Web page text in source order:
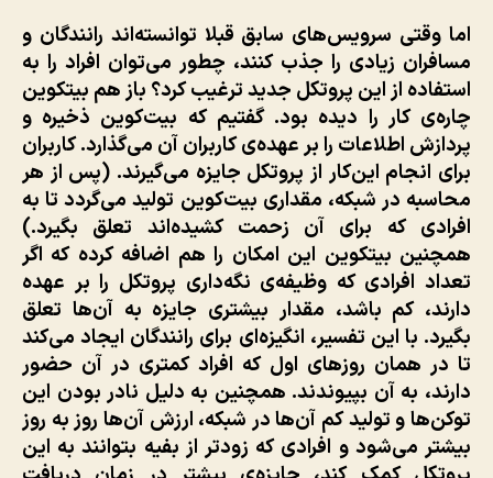
اما وقتی سرویس‌های سابق قبلا توانسته‌اند رانندگان و
مسافران زیادی را جذب کنند، چطور می‌توان افراد را به
استفاده از این پروتکل جدید ترغیب کرد؟ باز هم بیتکوین
چاره‌ی کار را دیده بود. گفتیم که بیت‌کوین ذخیره و
پردازش اطلاعات را بر عهده‌ی کاربران آن می‌گذارد. کاربران
برای انجام این‌کار از پروتکل جایزه می‌گیرند. (پس از هر
محاسبه در شبکه، مقداری بیت‌کوین تولید می‌گردد تا به
افرادی که برای آن زحمت کشیده‌اند تعلق بگیرد.)
همچنین بیتکوین این امکان را هم اضافه کرده که اگر
تعداد افرادی که وظیفه‌ی نگه‌داری پروتکل را بر عهده
دارند، کم باشد، مقدار بیشتری جایزه به آن‌ها تعلق
بگیرد. با این تفسیر، انگیزه‌ای برای رانندگان ایجاد می‌کند
تا در همان روزهای اول که افراد کمتری در آن حضور
دارند، به آن بپیوندند. همچنین به دلیل نادر بودن این
توکن‌ها و تولید کم آن‌ها در شبکه، ارزش آن‌ها روز به روز
بیشتر می‌شود و افرادی که زودتر از بفیه بتوانند به این